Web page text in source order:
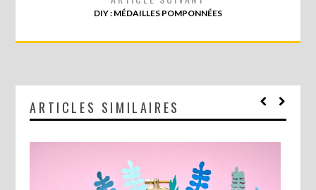
DIY : MÉDAILLES POMPONNÉES
ARTICLES SIMILAIRES